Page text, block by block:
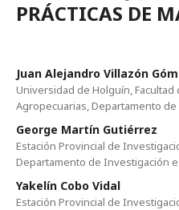
PRÁCTICAS DE
Juan Alejandro Villazón
Universidad de Holguín, Facultad
Agropecuarias, Departamento
George Martín Gutiérrez
Estación Provincial de
Departamento de Investigación
Yakelín Cobo Vidal
Estación Provincial de